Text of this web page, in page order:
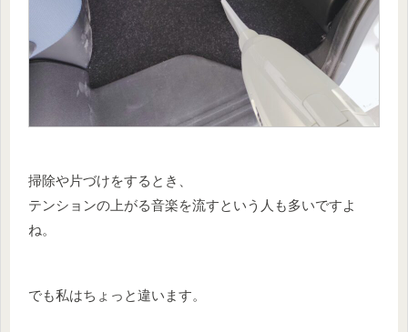
掃除や片づけをするとき、
テンションの上がる音楽を流すという人も多いですよ
ね。
でも私はちょっと違います。